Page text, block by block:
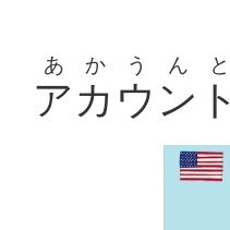
アカウント
あかうんと